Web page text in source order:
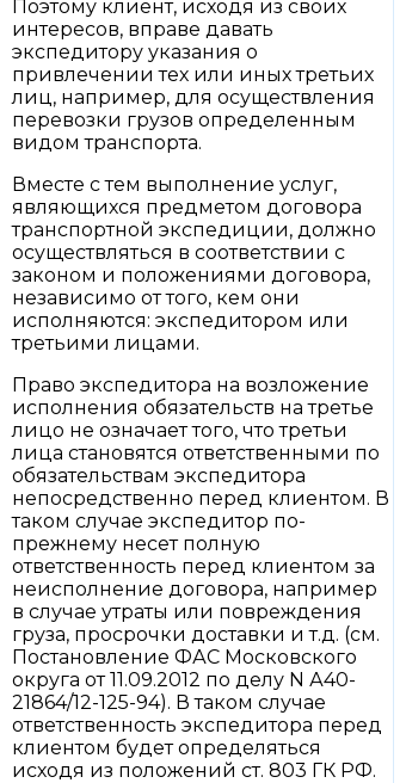
Поэтому клиент, исходя из своих
интересов, вправе давать
экспедитору указания о
привлечении тех или иных третьих
лиц, например, для осуществления
перевозки грузов определенным
видом транспорта.
Вместе с тем выполнение услуг,
являющихся предметом договора
транспортной экспедиции, должно
осуществляться в соответствии с
законом и положениями договора,
независимо от того, кем они
исполняются: экспедитором или
третьими лицами.
Право экспедитора на возложение
исполнения обязательств на третье
лицо не означает того, что третьи
лица становятся ответственными по
обязательствам экспедитора
непосредственно перед клиентом. В
таком случае экспедитор по-
прежнему несет полную
ответственность перед клиентом за
неисполнение договора, например
в случае утраты или повреждения
груза, просрочки доставки и т.д. (см.
Постановление ФАС Московского
округа от 11.09.2012 по делу N А40-
21864/12-125-94). В таком случае
ответственность экспедитора перед
клиентом будет определяться
исходя из положений ст. 803 ГК РФ.